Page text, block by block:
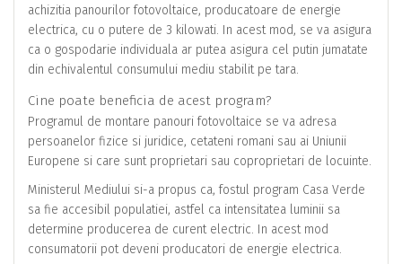
achizitia panourilor fotovoltaice, producatoare de energie
electrica, cu o putere de 3 kilowati. In acest mod, se va asigura
ca o gospodarie individuala ar putea asigura cel putin jumatate
din echivalentul consumului mediu stabilit pe tara.
Cine poate beneficia de acest program?
Programul de montare panouri fotovoltaice se va adresa
persoanelor fizice si juridice, cetateni romani sau ai Uniunii
Europene si care sunt proprietari sau coproprietari de locuinte.
Ministerul Mediului si-a propus ca, fostul program Casa Verde
sa fie accesibil populatiei, astfel ca intensitatea luminii sa
determine producerea de curent electric. In acest mod
consumatorii pot deveni producatori de energie electrica.